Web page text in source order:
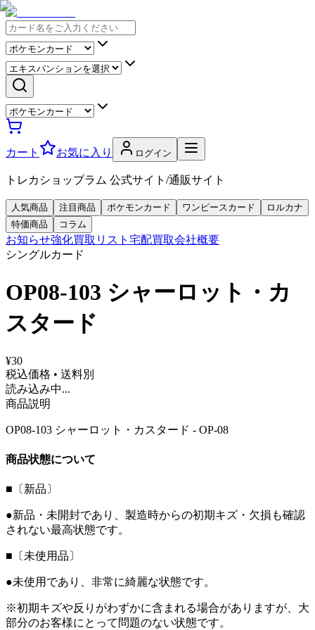
カート お気に入り ログイン
トレカショップラム 公式サイト/通販サイト
人気商品 注目商品 ポケモンカード ワンピースカード
ロルカナ
特価商品
コラム
お知らせ強化買取リスト 宅配買取会社概要
シングルカード
OP08-103 シャーロット・カ
スタード
¥30
税込価格 • 送料別
読み込み中...
商品説明
OP08-103 シャーロット・カスタード - OP-08
商品状態について
■〔新品〕
●新品・未開封であり、製造時からの初期キズ・欠損も確認
されない最高状態です。
■〔未使用品〕
●未使用であり、非常に綺麗な状態です。
※初期キズや反りがわずかに含まれる場合がありますが、大
部分のお客様にとって問題のない状態です。